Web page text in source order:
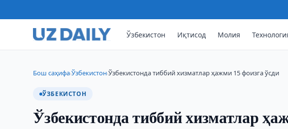
Ўзбекистон Иқтисод Молия
Бош саҳифа›Ўзбекистон›Ўзбекистонда тиббий хизматлар ҳажми 15 фоизга ўсди
ЎЗБЕКИСТОН
Ўзбекистонда тиббий хизматлар